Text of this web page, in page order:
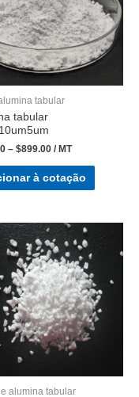
tabular
tabular
– $899.00 / MT
à cotação
alumina tabular